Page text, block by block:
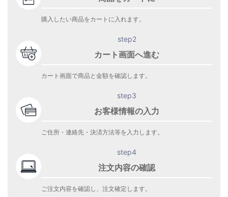
購入したい商品をカートに入れます。
step2
カート画面へ進む
カート画面で商品と金額を確認します。
step3
お客様情報の入力
ご住所・連絡先・決済方法等を入力します。
step4
注文内容の確認
ご注文内容を確認し、注文確定します。